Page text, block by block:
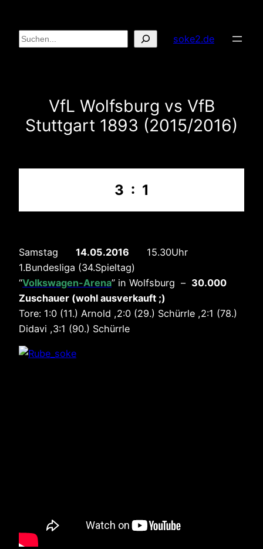
Inhalt
springen
Suchen soke2.de
VfL Wolfsburg vs VfB
Stuttgart 1893 (2015/2016)
3 : 1
Samstag 14.05.2016 15.30Uhr
1.Bundesliga (34.Spieltag)
“Volkswagen-Arena” in Wolfsburg – 30.000
Zuschauer (wohl ausverkauft ;)
Tore: 1:0 (11.) Arnold ,2:0 (29.) Schürrle ,2:1 (78.)
Didavi ,3:1 (90.) Schürrle